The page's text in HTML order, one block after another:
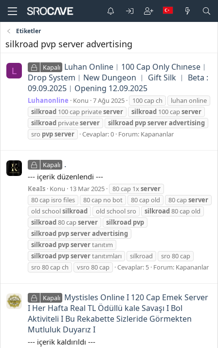
Etiketler
silkroad pvp server advertising
L Kapalı Luhan Online︱100 Cap Only Chınese︱
Drop System︱New Dungeon ︱ Gift Silk ︱ Beta :
09.09.2025︱Opening 12.09.2025
Luhanonline Konu 7 Ağu 2025 100 cap ch
luhan online
silkroad 100 cap privateserver silkroad 100 capserver
silkroad privateserver silkroad pvpserveradvertising
sro pvpserver Cevaplar: 0 Forum: Kapananlar
Kapalı .
--- içerik düzenlendi ---
KeaIs Konu 13 Mar 2025 80 cap 1xserver
80 cap isro files
80 cap no bot 80 cap old 80 capserver
old schoolsilkroad old school sro silkroad80 cap old
silkroad80 capserver silkroad pvp
silkroad pvpserveradvertising
silkroad pvpservertanıtım
silkroad pvpservertanıtımları si̇lkroad
sro 80 cap
sro 80 cap ch
vsro 80 cap Cevaplar: 5 Forum: Kapananlar
Kapalı Mystisles Online I 120 Cap Emek Server
I Her Hafta Real TL Ödüllü kale Savaşı I Bol
Aktiviteli I Bu Rekabette Sizleride Görmekten
Mutluluk Duyarız I
--- içerik kaldırıldı ---